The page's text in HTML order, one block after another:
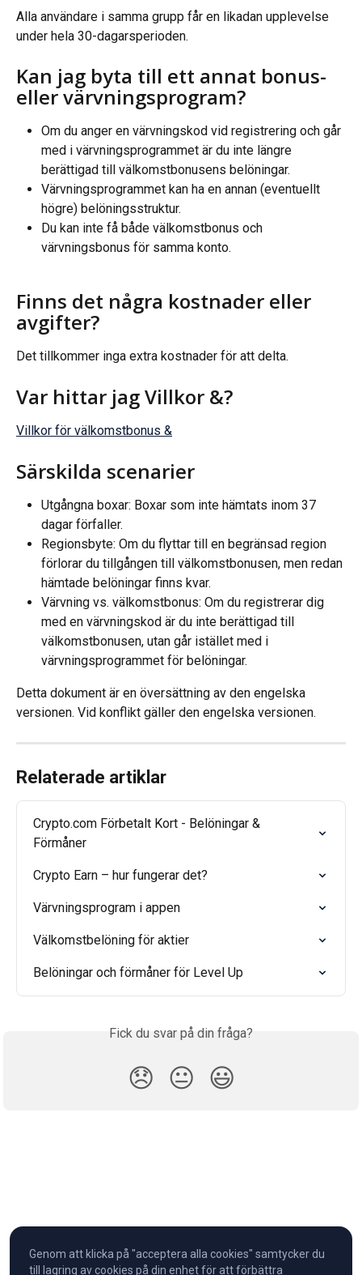
Alla användare i samma grupp får en likadan upplevelse
under hela 30-dagarsperioden.
Kan jag byta till ett annat bonus-
eller värvningsprogram?
Om du anger en värvningskod vid registrering och går
med i värvningsprogrammet är du inte längre
berättigad till välkomstbonusens belöningar.
Värvningsprogrammet kan ha en annan (eventuellt
högre) belöningsstruktur.
Du kan inte få både välkomstbonus och
värvningsbonus för samma konto.
Finns det några kostnader eller
avgifter?
Det tillkommer inga extra kostnader för att delta.
Var hittar jag Villkor &?
Villkor för välkomstbonus &
Särskilda scenarier
Utgångna boxar: Boxar som inte hämtats inom 37
dagar förfaller.
Regionsbyte: Om du flyttar till en begränsad region
förlorar du tillgången till välkomstbonusen, men redan
hämtade belöningar finns kvar.
Värvning vs. välkomstbonus: Om du registrerar dig
med en värvningskod är du inte berättigad till
välkomstbonusen, utan går istället med i
värvningsprogrammet för belöningar.
Detta dokument är en översättning av den engelska
versionen. Vid konflikt gäller den engelska versionen.
Relaterade artiklar
Crypto.com Förbetalt Kort - Belöningar &
Förmåner
Crypto Earn – hur fungerar det?
Värvningsprogram i appen
Välkomstbelöning för aktier
Belöningar och förmåner för Level Up
Fick du svar på din fråga?
😞 😐 😃
Genom att klicka på "acceptera alla cookies" samtycker du
till lagring av cookies på din enhet för att förbättra